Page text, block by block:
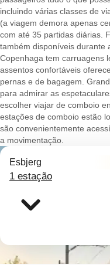
incluindo várias classes de
(a viagem demora apenas
com até 35 partidas diárias.
também disponíveis durante
Copenhaga tem carruagens
assentos confortáveis
pernas e de bagagem.
para admirar as
escolher viajar de comboio
estações de comboio estão
são convenientemente
a movimentação.
Esbjerg
1 estação